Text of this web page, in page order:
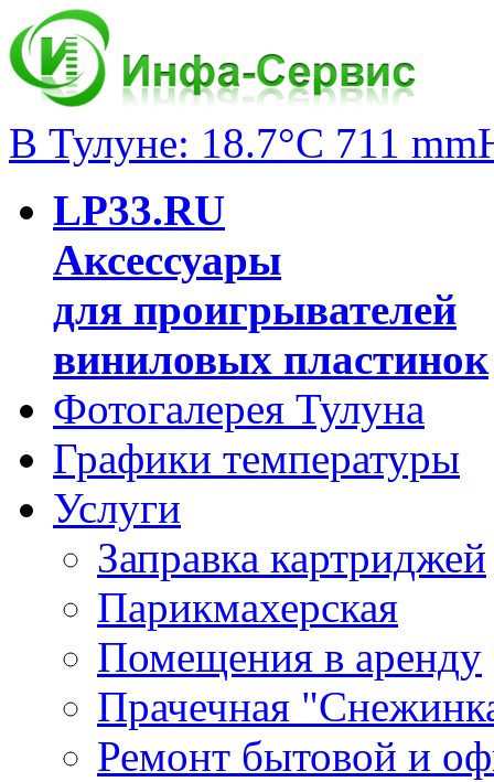
В Тулуне: 18.7°C 711
LP33.RU
Аксессуары
для проигрывателей
виниловых пластинок
Фотогалерея Тулуна
Графики температуры
Услуги
Заправка картриджей
Парикмахерская
Помещения в аренду
Прачечная
Ремонт бытовой и